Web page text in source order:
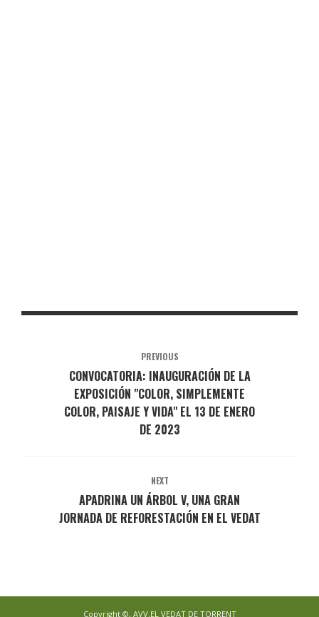
PREVIOUS
CONVOCATORIA: INAUGURACIÓN DE LA
EXPOSICIÓN "COLOR, SIMPLEMENTE
COLOR, PAISAJE Y VIDA" EL 13 DE ENERO
DE 2023
NEXT
APADRINA UN ÁRBOL V, UNA GRAN
JORNADA DE REFORESTACIÓN EN EL VEDAT
Copyright ©, AVV.EL VEDAT DE TORRENT